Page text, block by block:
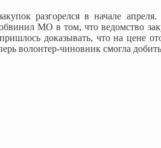
разгорелся в начале
МО в том, что ведомство
доказывать, что на цене
волонтер-чиновник смогла